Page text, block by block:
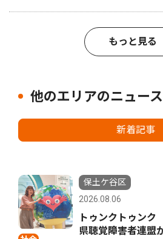
もっと見る
他のエリアのニュース
新着記事
保土ケ谷区
2026.08.06
トゥンクトゥン
県聴覚障害者連盟